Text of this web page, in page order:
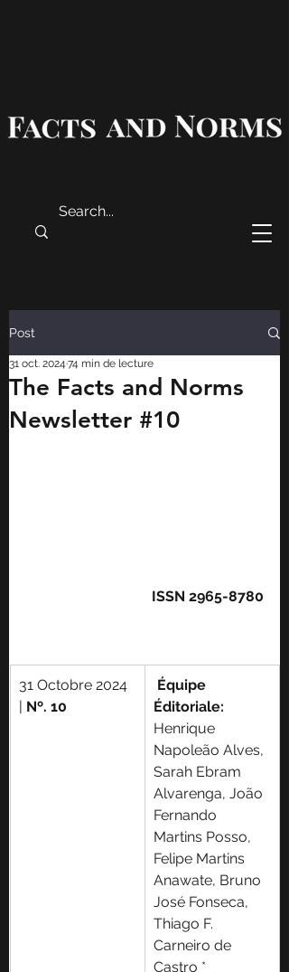
Post
The Facts and Norms
Newsletter #10
31 oct. 2024 74 min de lecture
ISSN 2965-8780
31 Octobre 2024
| Nº. 10
Équipe
Éditoriale:
Henrique
Napoleão Alves,
Sarah Ebram
Alvarenga, João
Fernando
Martins Posso,
Felipe Martins
Anawate, Bruno
José Fonseca,
Thiago F.
Carneiro de
Castro *